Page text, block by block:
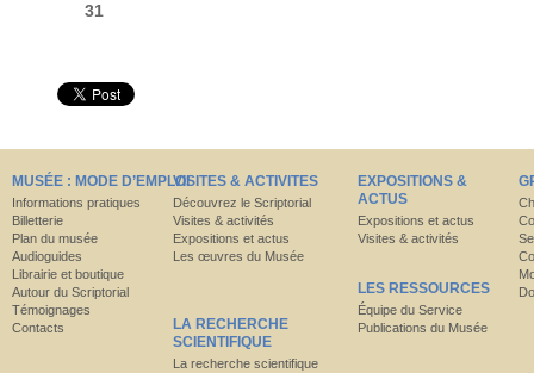
31
MUSÉE : MODE D’EMPLOI
Informations pratiques
Billetterie
Plan du musée
Audioguides
Librairie et boutique
Autour du Scriptorial
Témoignages
Contacts
VISITES & ACTIVITES
Découvrez le Scriptorial
Visites & activités
Expositions et actus
Les œuvres du Musée
LA RECHERCHE
SCIENTIFIQUE
La recherche scientifique
EXPOSITIONS &
ACTUS
Expositions et actus
Visites & activités
LES RESSOURCES
Équipe du Service
Publications du Musée